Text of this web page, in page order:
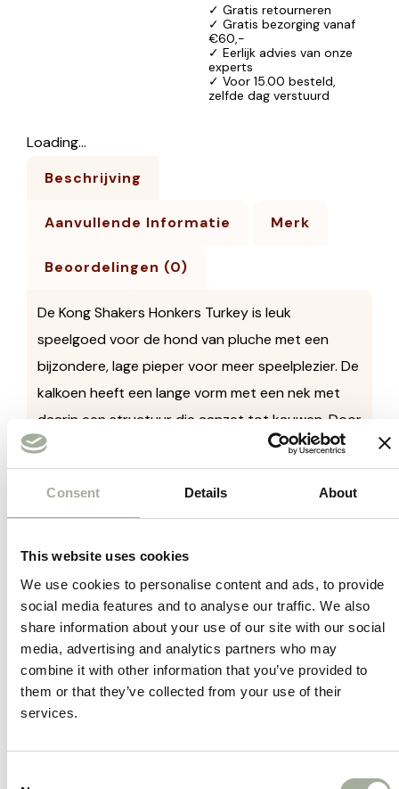
Consent Details About
This website uses cookies
We use cookies to personalise content and ads, to provide
social media features and to analyse our traffic. We also
share information about your use of our site with our social
media, advertising and analytics partners who may
combine it with other information that you’ve provided to
them or that they’ve collected from your use of their
services.
✓ Gratis retourneren
✓ Gratis bezorging vanaf
€60,-
✓ Eerlijk advies van onze
experts
✓ Voor 15.00 besteld,
zelfde dag verstuurd
Loading...
Beschrijving
Aanvullende Informatie Merk
Beoordelingen (0)
De Kong Shakers Honkers Turkey is leuk
speelgoed voor de hond van pluche met een
bijzondere, lage pieper voor meer speelplezier. De
kalkoen heeft een lange vorm met een nek met
daarin een structuur die aanzet tot kauwen. Door
de slappe poten kan de hond lekker met de
kalkoen schudden. Het meest bijzondere is echter
wel de pieper: deze produceert een laag geluid
spelen. Ideaal om te spelen, te knuffelen en te
apporteren!
– Hondenknuffel van Kong
– Met interne gestructureerde nek voor meer
speelplezier
– De ingebouwde pieper maakt een uniek, laag
– Ideaal om mee te apporteren